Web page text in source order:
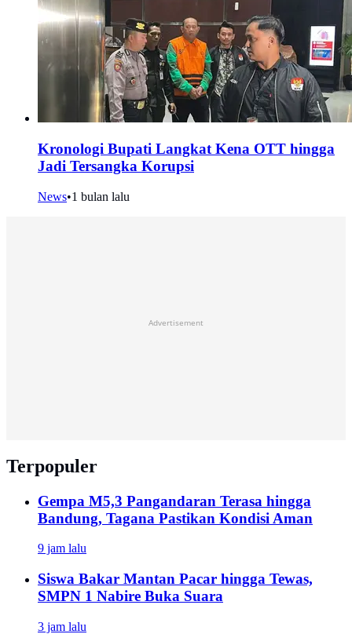
Kronologi Bupati Langkat Kena OTT hingga
Jadi Tersangka Korupsi
News•1 bulan lalu
Advertisement
Terpopuler
Gempa M5,3 Pangandaran Terasa hingga
Bandung, Tagana Pastikan Kondisi Aman
9 jam lalu
Siswa Bakar Mantan Pacar hingga Tewas,
SMPN 1 Nabire Buka Suara
3 jam lalu